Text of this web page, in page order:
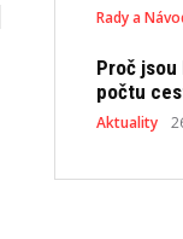
Rady a
Proč jsou
počtu
Aktuality